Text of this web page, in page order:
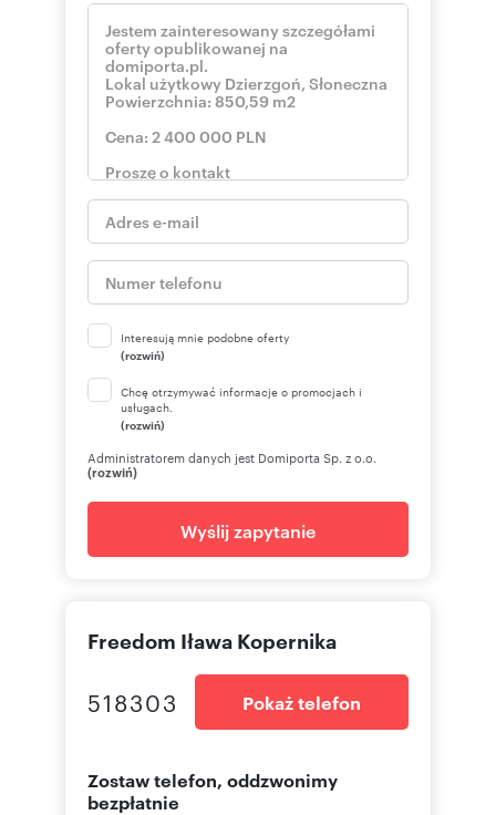
Interesują mnie podobne oferty
(rozwiń)
Chcę otrzymywać informacje o promocjach i
usługach.
(rozwiń)
Administratorem danych jest Domiporta Sp. z o.o.
(rozwiń)
Wyślij zapytanie
Freedom Iława Kopernika
518303 Pokaż telefon
Zostaw telefon, oddzwonimy
bezpłatnie